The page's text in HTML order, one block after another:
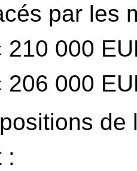
par les
210 000
206 000
de
: